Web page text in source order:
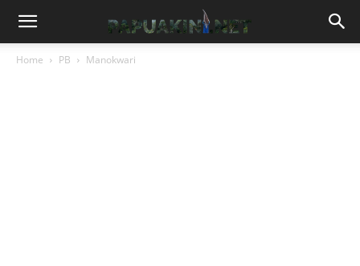
Home PB Manokwari